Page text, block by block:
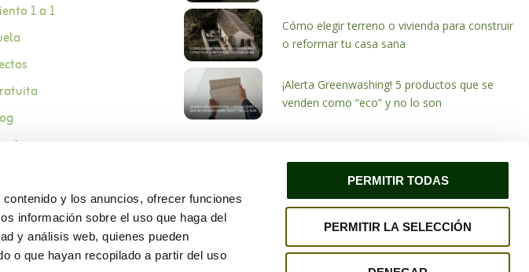
y los anuncios, ofrecer funciones
información sobre el uso que haga del
y análisis web, quienes pueden
o que hayan recopilado a partir del uso
PERMITIR TODAS
PERMITIR LA SELECCIÓN
1 a 1
Cómo elegir terreno o vivienda para construir
o reformar tu casa sana
¡Alerta Greenwashing! 5 productos que se
venden como “eco” y no lo son
Aviso legalPolítica de privacidad Política de cookies